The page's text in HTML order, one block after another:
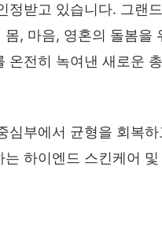
정받고 있습니다. 그랜
, 마음, 영혼의 돌봄을
온전히 녹여낸 새로운
심부에서 균형을 회복
하이엔드 스킨케어